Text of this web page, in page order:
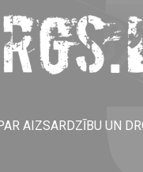
AIZSARDZĪBU UN